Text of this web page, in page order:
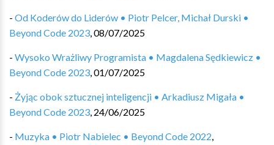
- Od Koderów do Liderów • Piotr Pelcer, Michał Durski •
Beyond Code 2023,08/07/2025
- Wysoko Wrażliwy Programista • Magdalena Sędkiewicz •
Beyond Code 2023,01/07/2025
- Żyjąc obok sztucznej inteligencji • Arkadiusz Migała •
Beyond Code 2023, 24/06/2025
- Muzyka • Piotr Nabielec • Beyond Code 2022,